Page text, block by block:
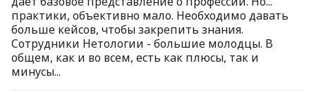
практики, объективно мало. Необходимо давать
больше кейсов, чтобы закрепить знания.
Сотрудники Нетологии - большие молодцы. В
общем, как и во всем, есть как плюсы, так и
минусы...